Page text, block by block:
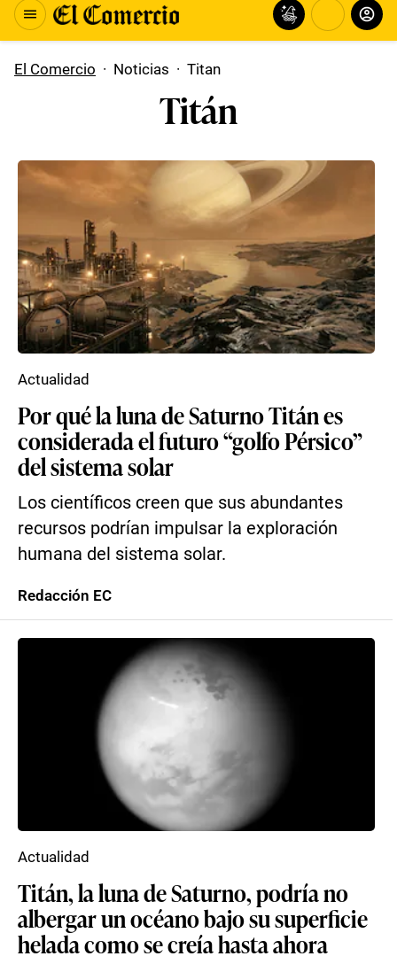
El Comercio · Noticias · Titan
Titán
Por qué la luna de Saturno Titán es
considerada el futuro “golfo Pérsico”
del sistema solar
Los científicos creen que sus abundantes
recursos podrían impulsar la exploración
humana del sistema solar.
Actualidad
Redacción EC
Titán, la luna de Saturno, podría no
albergar un océano bajo su superficie
helada como se creía hasta ahora
Actualidad